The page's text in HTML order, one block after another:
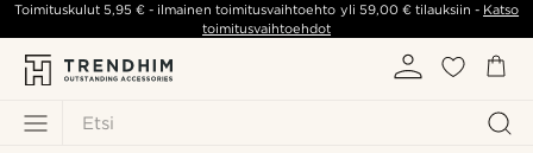
Etsi
Toimituskulut5,95 € - ilmainen toimitusvaihtoehto yli 59,00 €tilauksiin - Katso
toimitusvaihtoehdot